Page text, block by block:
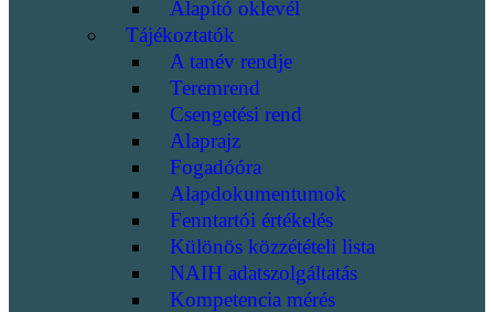
Alapító oklevél
Tájékoztatók
A tanév rendje
Teremrend
Csengetési rend
Alaprajz
Fogadóóra
Alapdokumentumok
Fenntartói értékelés
Különös közzétételi lista
NAIH adatszolgáltatás
Kompetencia mérés